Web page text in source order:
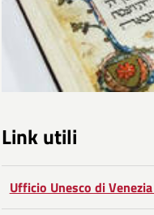
Link utili
Ufficio Unesco di